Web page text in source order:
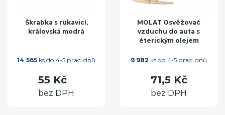
Škrabka s rukavicí,
královská modrá
14 565 ks do 4-5 prac. dnů
55 Kč
bez DPH
MOLAT Osvěžovač
vzduchu do auta s
éterickým olejem
9 982 ks do 4-5 prac. dnů
71,5 Kč
bez DPH